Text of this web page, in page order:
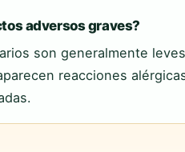
adversos graves?
son generalmente
reacciones